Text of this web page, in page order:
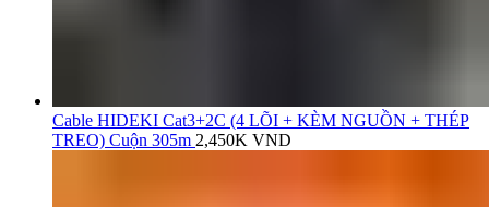
Cable HIDEKI Cat3+2C (4 LÕI + KÈM NGUỒN + THÉP
TREO) Cuộn 305m 2,450K VND